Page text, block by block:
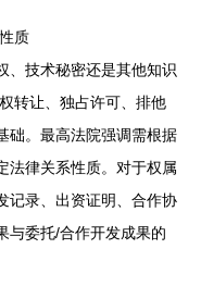
质
、技术秘密还是其他知识
转让、独占许可、排他
础。最高法院强调需根据
法律关系性质。对于权属
记录、出资证明、合作协
与委托/合作开发成果的